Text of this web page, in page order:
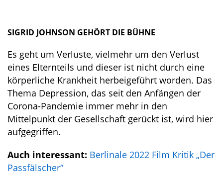
SIGRID JOHNSON GEHÖRT DIE BÜHNE
Es geht um Verluste, vielmehr um den Verlust
eines Elternteils und dieser ist nicht durch eine
körperliche Krankheit herbeigeführt worden. Das
Thema Depression, das seit den Anfängen der
Corona-Pandemie immer mehr in den
Mittelpunkt der Gesellschaft gerückt ist, wird hier
aufgegriffen.
Auch interessant: Berlinale 2022 Film Kritik „Der
Passfälscher“